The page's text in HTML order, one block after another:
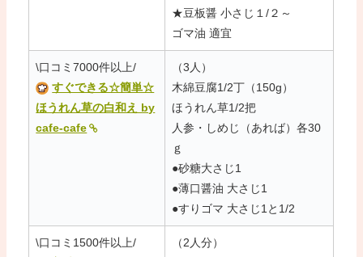
★豆板醤 小さじ１/２～
ゴマ油 適宜
\口コミ7000件以上/
すぐできる☆簡単☆
ほうれん草の白和え by
cafe-cafe
（3人）
木綿豆腐1/2丁（150g）
ほうれん草1/2把
人参・しめじ（あれば）各30
ｇ
●砂糖大さじ1
●薄口醤油 大さじ1
●すりゴマ 大さじ1と1/2
\口コミ1500件以上/
（2人分）